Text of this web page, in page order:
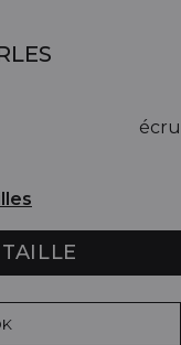
écru